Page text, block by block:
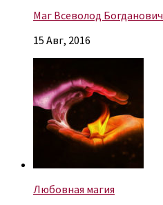
Маг Всеволод Богданович
15 Авг, 2016
Любовная магия